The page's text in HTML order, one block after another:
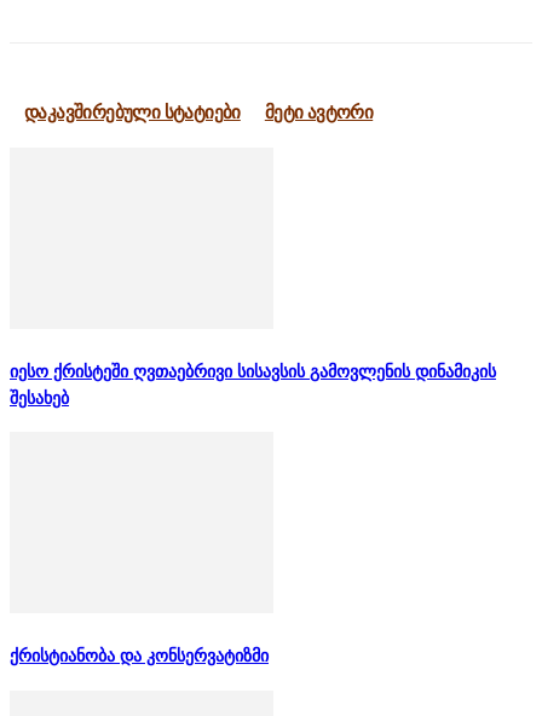
დაკავშირებული სტატიები მეტი ავტორი
იესო ქრისტეში ღვთაებრივი სისავსის გამოვლენის დინამიკის
შესახებ
ქრისტიანობა და კონსერვატიზმი